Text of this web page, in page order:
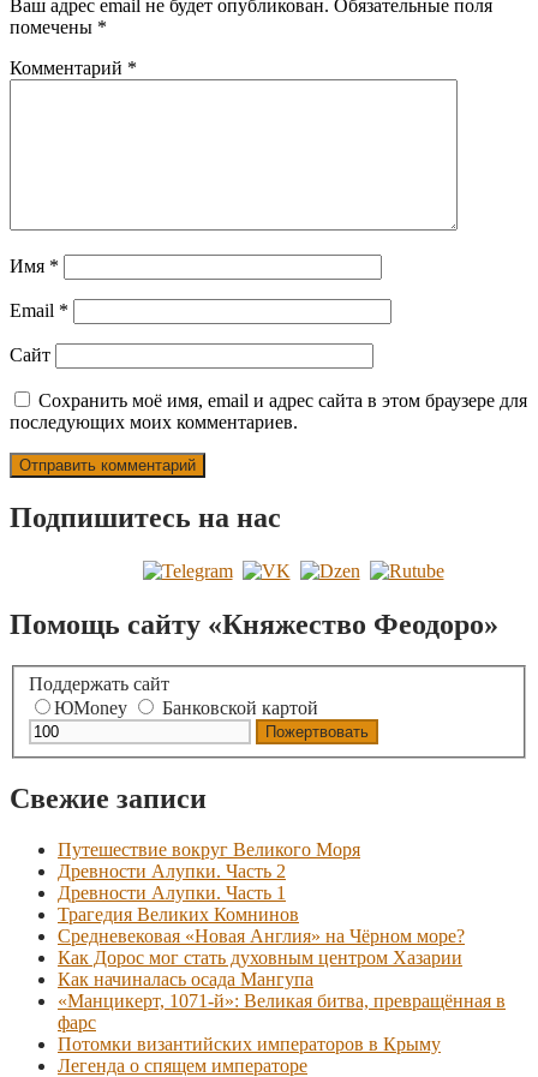
Ваш адрес email не будет опубликован. Обязательные поля
помечены *
Комментарий *
Имя *
Email *
Сайт
Сохранить моё имя, email и адрес сайта в этом браузере для
последующих моих комментариев.
Подпишитесь на нас
Помощь сайту «Княжество Феодоро»
Поддержать сайт
ЮMoney
Банковской картой
Свежие записи
Путешествие вокруг Великого Моря
Древности Алупки. Часть 2
Древности Алупки. Часть 1
Трагедия Великих Комнинов
Средневековая «Новая Англия» на Чёрном море?
Как Дорос мог стать духовным центром Хазарии
Как начиналась осада Мангупа
«Манцикерт, 1071-й»: Великая битва, превращённая в
фарс
Потомки византийских императоров в Крыму
Легенда о спящем императоре